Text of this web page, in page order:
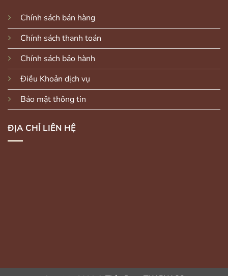
Chính sách bán hàng
Chính sách thanh toán
Chính sách bảo hành
Điều Khoản dịch vụ
Bảo mật thông tin
ĐỊA CHỈ LIÊN HỆ